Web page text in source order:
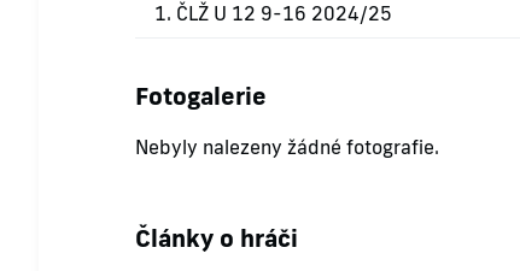
1. ČLŽ U 12 9-16 2024/25
Fotogalerie
Nebyly nalezeny žádné fotografie.
Články o hráči